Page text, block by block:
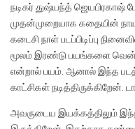
நடிகர் துஷ்யந்த் ஜெயபிரகாஷ்
முதன்முறையாக கதையின்
கடைசி நாள் படப்பிடிப்பு
மூலம் இரண்டு பயங்களை
என்றால் பயம். ஆனால் இந்த
காட்சிகள் நடித்திருக்கிறேன்.
அவருடைய இயக்கத்திலும் இந்த